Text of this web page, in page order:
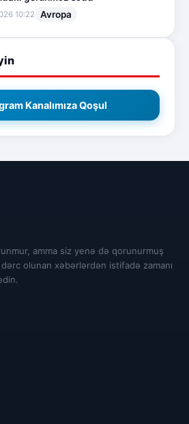
10:22 Avropa
Kanalımıza Qoşul
amma siz yenə də qorunurmuş
olunan xəbərlərdən istifadə zamanı